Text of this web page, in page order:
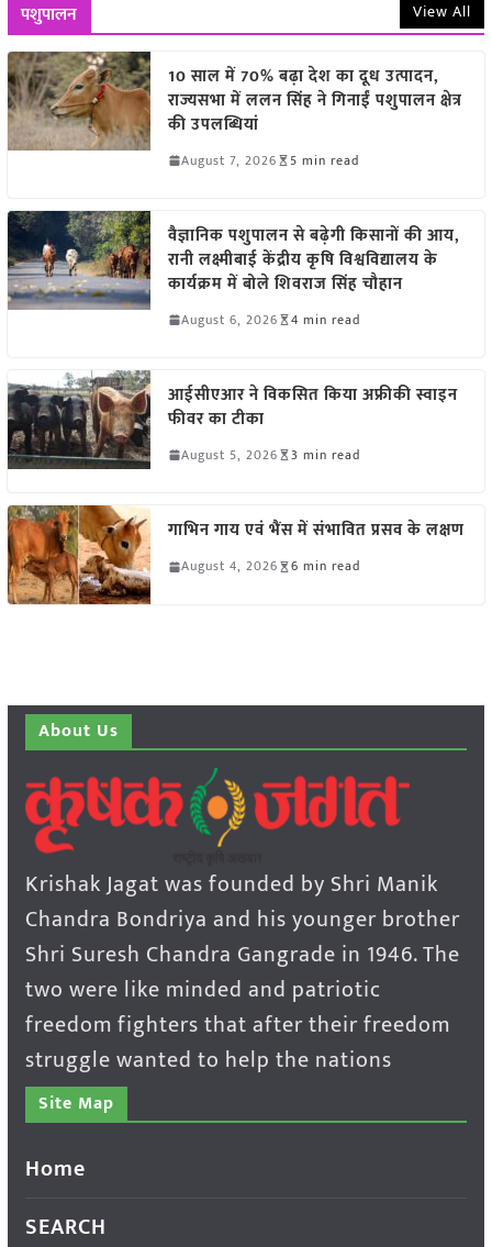
पशुपालन View All
10 साल में 70% बढ़ा देश का दूध उत्पादन,
राज्यसभा में ललन सिंह ने गिनाईं पशुपालन क्षेत्र
की उपलब्धियां
August 7, 2026 5 min read
वैज्ञानिक पशुपालन से बढ़ेगी किसानों की आय,
रानी लक्ष्मीबाई केंद्रीय कृषि विश्वविद्यालय के
कार्यक्रम में बोले शिवराज सिंह चौहान
August 6, 2026 4 min read
आईसीएआर ने विकसित किया अफ्रीकी स्वाइन
फीवर का टीका
August 5, 2026 3 min read
गाभिन गाय एवं भैंस में संभावित प्रसव के लक्षण
August 4, 2026 6 min read
About Us
Krishak Jagat was founded by Shri Manik
Chandra Bondriya and his younger brother
Shri Suresh Chandra Gangrade in 1946. The
two were like minded and patriotic
freedom fighters that after their freedom
struggle wanted to help the nations
Site Map
Home
SEARCH